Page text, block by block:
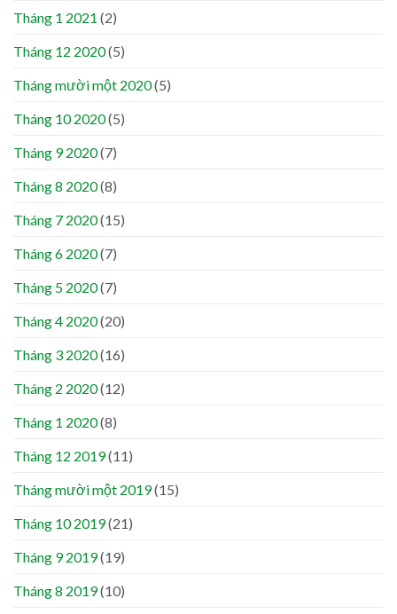
Tháng 1 2021 (2)
Tháng 12 2020(5)
Tháng mười một 2020(5)
Tháng 10 2020(5)
Tháng 9 2020(7)
Tháng 8 2020(8)
Tháng 7 2020(15)
Tháng 6 2020(7)
Tháng 5 2020(7)
Tháng 4 2020(20)
Tháng 3 2020(16)
Tháng 2 2020(12)
Tháng 1 2020(8)
Tháng 12 2019(11)
Tháng mười một 2019(15)
Tháng 10 2019(21)
Tháng 9 2019(19)
Tháng 8 2019(10)